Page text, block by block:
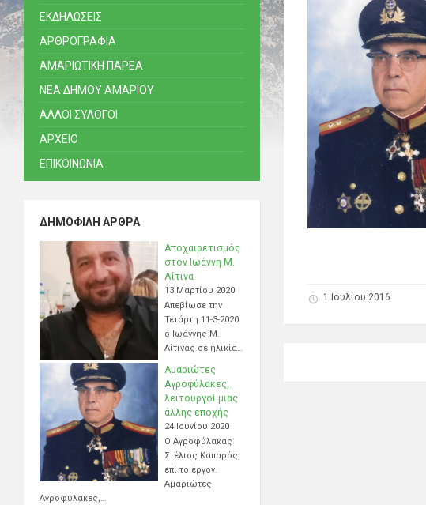
1 Ιουλίου 2016
ΕΚΔΗΛΩΣΕΙΣ
ΑΡΘΡΟΓΡΑΦΙΑ
ΑΜΑΡΙΩΤΙΚΗ ΠΑΡΕΑ
ΝΕΑ ΔΗΜΟΥ ΑΜΑΡΙΟΥ
ΑΛΛΟΙ ΣΥΛΟΓΟΙ
ΑΡΧΕΙΟ
ΕΠΙΚΟΙΝΩΝΙΑ
ΔΗΜΟΦΙΛΉ ΆΡΘΡΑ
Αποχαιρετισμός
στον Ιωάννη Μ.
Λίτινα
13 Μαρτίου 2020
Απεβίωσε την
Τετάρτη 11-3-2020
ο Ιωάννης Μ.
Λίτινας σε ηλικία…
Αμαριώτες
Αγροφύλακες,
λειτουργοί μιας
άλλης εποχής
24 Ιουνίου 2020
Ο Αγροφύλακας
Στέλιος Καπαρός,
επί το έργον.
Αμαριώτες
Αγροφύλακες,…